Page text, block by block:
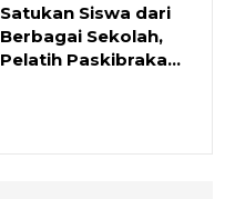
Satukan Siswa dari
Berbagai Sekolah,
Pelatih Paskibraka…